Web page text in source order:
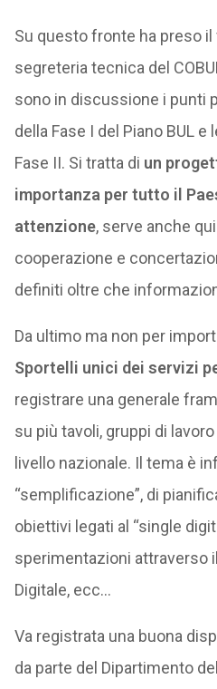
Su questo fronte ha preso
segreteria tecnica del
sono in discussione i punti
della Fase I del Piano BUL
Fase II. Si tratta di un
importanza per tutto il
attenzione, serve anche
cooperazione e
definiti oltre che
Da ultimo ma non per
Sportelli unici dei servizi
registrare una generale
su più tavoli, gruppi di
livello nazionale. Il tema è
“semplificazione”, di
obiettivi legati al “single
sperimentazioni attraverso
Digitale, ecc…
Va registrata una buona
da parte del Dipartimento